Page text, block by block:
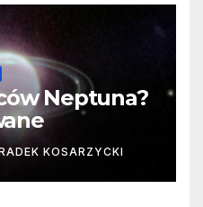
Neptuna?
KOSARZYCKI